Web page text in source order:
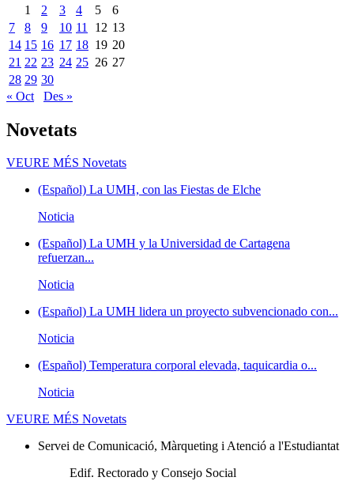
1
2 3 4 5
6
7
8 9 10 11 12 13
14 15 16 17 18 19 20
21 22 23 24 25 26 27
28 29 30
« Oct
Des »
Novetats
VEURE MÉS Novetats
(Español) La UMH, con las Fiestas de Elche
Noticia
(Español) La UMH y la Universidad de Cartagena
refuerzan...
Noticia
(Español) La UMH lidera un proyecto subvencionado con...
Noticia
(Español) Temperatura corporal elevada, taquicardia o...
Noticia
VEURE MÉS Novetats
Servei de Comunicació, Màrqueting i Atenció a l'Estudiantat
Edif. Rectorado y Consejo Social